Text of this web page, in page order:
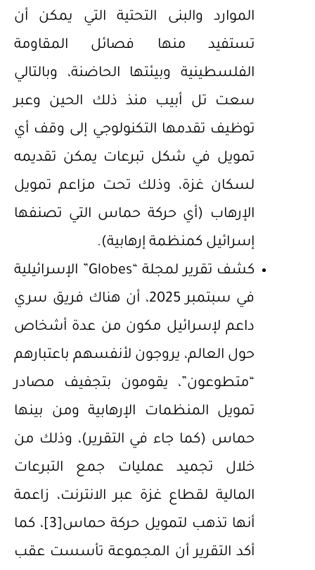
الموارد والبنى التحتية التي يمكن أن
تستفيد منها فصائل المقاومة
الفلسطينية وبيئتها الحاضنة، وبالتالي
سعت تل أبيب منذ ذلك الحين وعبر
توظيف تقدمها التكنولوجي إلى وقف أي
تمويل في شكل تبرعات يمكن تقديمه
لسكان غزة، وذلك تحت مزاعم تمويل
الإرهاب (أي حركة حماس التي تصنفها
إسرائيل كمنظمة إرهابية).
كشف تقرير لمجلة “Globes” الإسرائيلية
في سبتمبر 2025، أن هناك فريق سري
داعم لإسرائيل مكون من عدة أشخاص
حول العالم، يروجون لأنفسهم باعتبارهم
“متطوعون”، يقومون بتجفيف مصادر
تمويل المنظمات الإرهابية ومن بينها
حماس (كما جاء في التقرير)، وذلك من
خلال تجميد عمليات جمع التبرعات
المالية لقطاع غزة عبر الانترنت، زاعمة
أنها تذهب لتمويل حركة حماس[3]
، كما
أكد التقرير أن المجموعة تأسست عقب